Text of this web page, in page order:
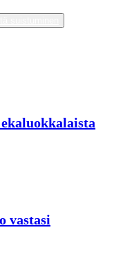
vastasi